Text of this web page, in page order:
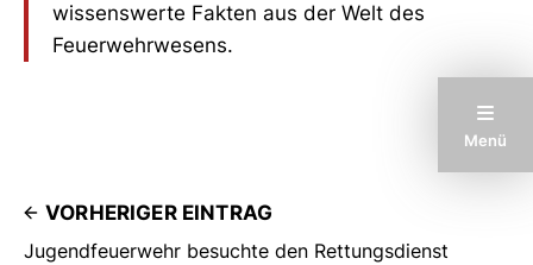
Menü
wissenswerte Fakten aus der Welt des
Feuerwehrwesens.
VORHERIGER EINTRAG
Jugendfeuerwehr besuchte den Rettungsdienst